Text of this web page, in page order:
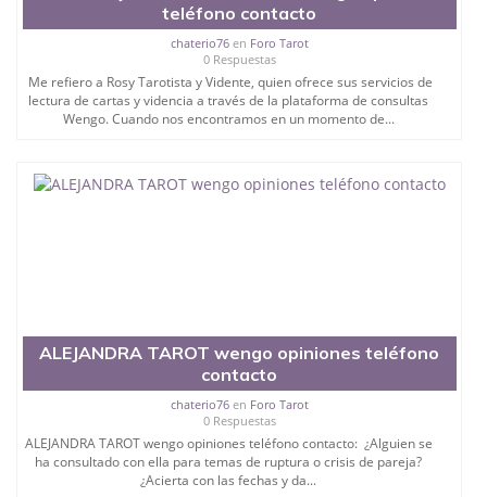
teléfono contacto
chaterio76en Foro Tarot
0 Respuestas
Me refiero a Rosy Tarotista y Vidente, quien ofrece sus servicios de
lectura de cartas y videncia a través de la plataforma de consultas
Wengo. Cuando nos encontramos en un momento de...
ALEJANDRA TAROT wengo opiniones teléfono
contacto
chaterio76en Foro Tarot
0 Respuestas
ALEJANDRA TAROT wengo opiniones teléfono contacto: ¿Alguien se
ha consultado con ella para temas de ruptura o crisis de pareja?
¿Acierta con las fechas y da...